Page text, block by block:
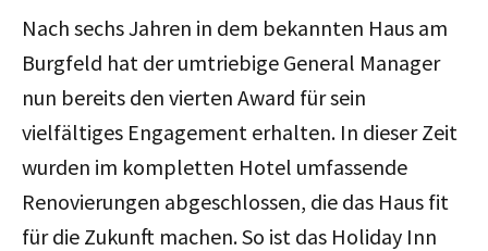
Nach sechs Jahren in dem bekannten Haus am
Burgfeld hat der umtriebige General Manager
nun bereits den vierten Award für sein
vielfältiges Engagement erhalten. In dieser Zeit
wurden im kompletten Hotel umfassende
Renovierungen abgeschlossen, die das Haus fit
für die Zukunft machen. So ist das Holiday Inn